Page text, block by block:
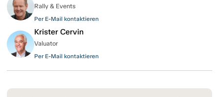
Rally & Events
Per E-Mail kontaktieren
Krister Cervin
Valuator
Per E-Mail kontaktieren